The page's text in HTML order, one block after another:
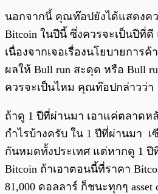
นอกจากนี้ คุณท๊อปยังได้แสดงคว
Bitcoin ในปีนี้ ซึ่งควรจะเป็นปีที่
เนื่องจากเจอเรื่องนโยบายการ
ผลให้ Bull run สะดุด หรือ Bull
ควรจะเป็นไหม คุณท๊อปกล่าวว่า
ถ้าดู 1 ปีที่ผ่านมา เอาแค่ตลาดห
กำไรบ้างครับ ใน 1 ปีที่ผ่านมา เ
กันหมดทั้งประเทศ แต่หากดู 1
Bitcoin ถ้าเอาตอนนี้ที่ราคา
81,000 ดอลลาร์ ก็ชนะทุกๆ asset